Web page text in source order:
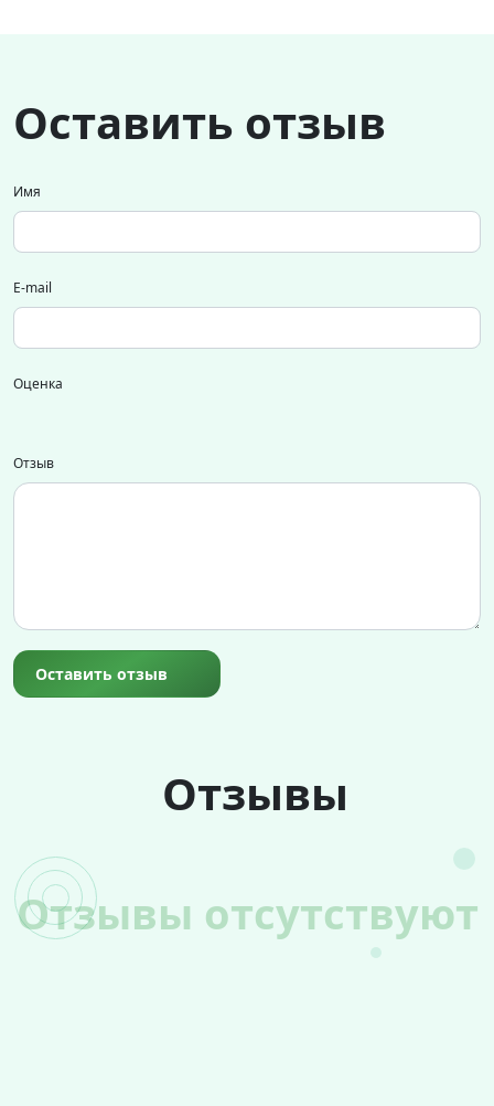
Оставить отзыв
Имя
E-mail
Оценка
Отзыв
Оставить отзыв
Отзывы
Отзывы отсутствуют